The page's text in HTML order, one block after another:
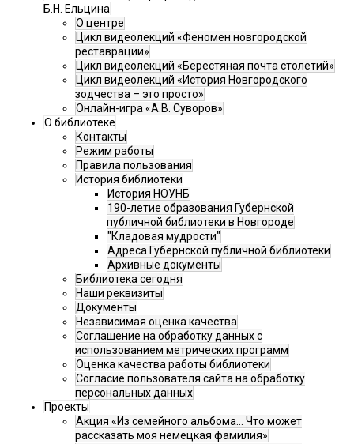
Б.Н. Ельцина
О центре
Цикл видеолекций «Феномен новгородской
реставрации»
Цикл видеолекций «Берестяная почта столетий»
Цикл видеолекций «История Новгородского
зодчества – это просто»
Онлайн-игра «А.В. Суворов»
О библиотеке
Контакты
Режим работы
Правила пользования
История библиотеки
История НОУНБ
190-летие образования Губернской
публичной библиотеки в Новгороде
"Кладовая мудрости"
Адреса Губернской публичной библиотеки
Архивные документы
Библиотека сегодня
Наши реквизиты
Документы
Независимая оценка качества
Соглашение на обработку данных с
использованием метрических программ
Оценка качества работы библиотеки
Согласие пользователя сайта на обработку
персональных данных
Проекты
Акция «Из семейного альбома... Что может
рассказать моя немецкая фамилия»